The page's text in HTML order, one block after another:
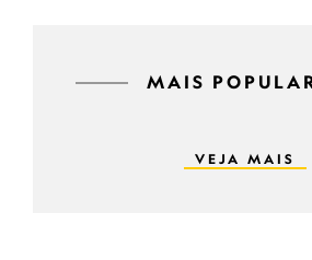
MAIS
VEJA MAIS